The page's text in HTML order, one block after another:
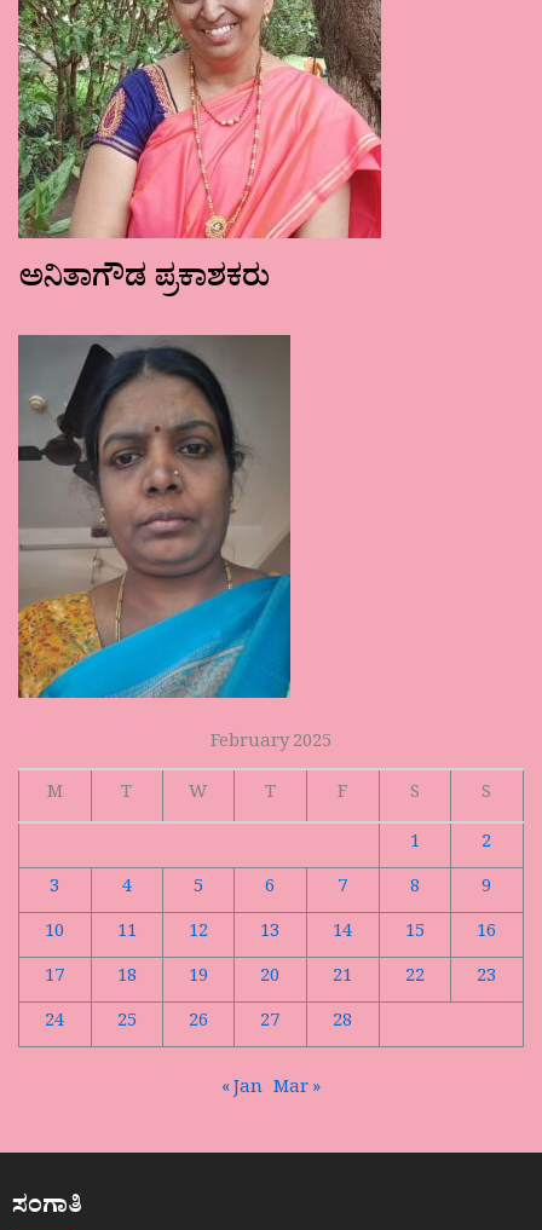
ಅನಿತಾಗೌಡ ಪ್ರಕಾಶಕರು
February 2025
M
T W T F S
S
1
2
3
4 5 6 7 8
9
10
11 12 13 14 15
16
17
18 19 20 21 22
23
24
25 26 27 28
« Jan Mar »
ಸಂಗಾತಿ